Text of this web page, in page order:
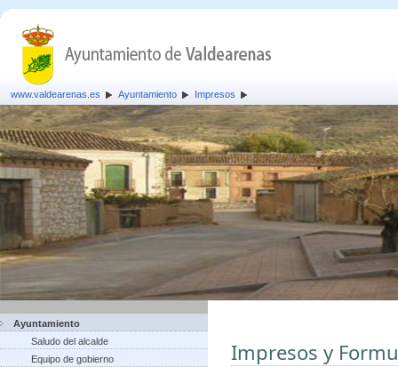
www.valdearenas.es Ayuntamiento Impresos
Ayuntamiento
Saludo del alcalde
Equipo de gobierno
Impresos y